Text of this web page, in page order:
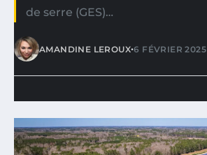
de serre (GES)…
AMANDINE LEROUX•6 FÉVRIER 2025